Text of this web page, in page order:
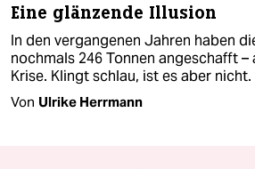
Eine glänzende Illusion
In den vergangenen Jahren haben
nochmals 246 Tonnen angeschafft
Krise. Klingt schlau, ist es aber nicht.
Von Ulrike Herrmann